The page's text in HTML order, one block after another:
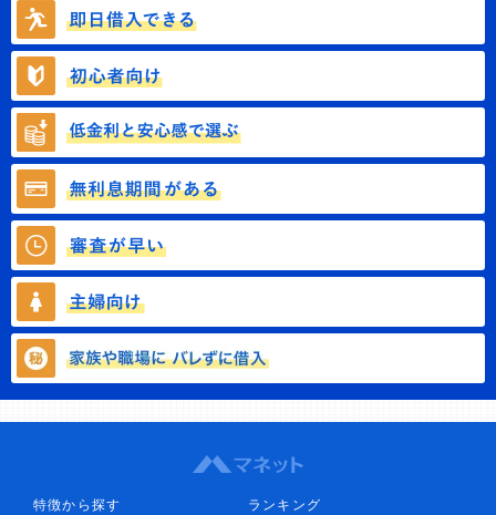
特徴から探す
ランキング